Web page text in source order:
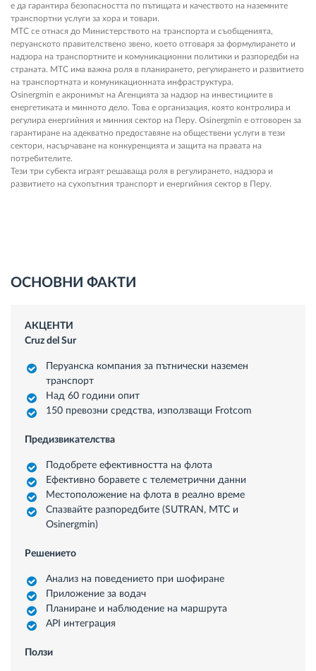
е да гарантира безопасността по пътищата и качеството на наземните
транспортни услуги за хора и товари.
MTC се отнася до Министерството на транспорта и съобщенията,
перуанското правителствено звено, което отговаря за формулирането и
надзора на транспортните и комуникационни политики и разпоредби на
страната. МТС има важна роля в планирането, регулирането и развитието
на транспортната и комуникационната инфраструктура.
Osinergmin е акронимът на Агенцията за надзор на инвестициите в
енергетиката и минното дело. Това е организация, която контролира и
регулира енергийния и минния сектор на Перу. Osinergmin е отговорен за
гарантиране на адекватно предоставяне на обществени услуги в тези
сектори, насърчаване на конкуренцията и защита на правата на
потребителите.
Тези три субекта играят решаваща роля в регулирането, надзора и
развитието на сухопътния транспорт и енергийния сектор в Перу.
ОСНОВНИ ФАКТИ
АКЦЕНТИ
Cruz del Sur
Перуанска компания за пътнически наземен
транспорт
Над 60 години опит
150 превозни средства, използващи Frotcom
Предизвикателства
Подобрете ефективността на флота
Ефективно боравете с телеметрични данни
Местоположение на флота в реално време
Спазвайте разпоредбите (SUTRAN, MTC и
Osinergmin)
Решението
Анализ на поведението при шофиране
Приложение за водач
Планиране и наблюдение на маршрута
API интеграция
Ползи